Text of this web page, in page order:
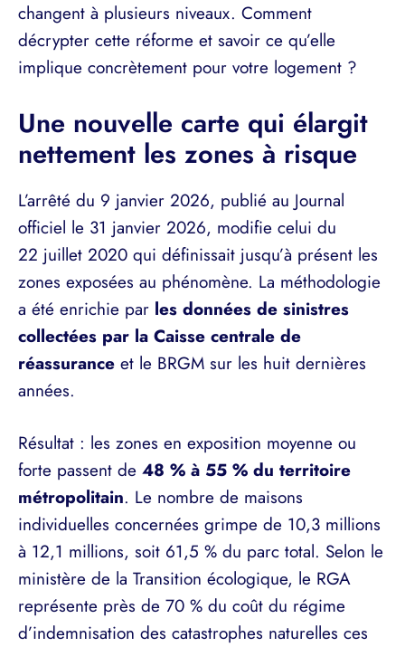
changent à plusieurs niveaux. Comment
décrypter cette réforme et savoir ce qu’elle
implique concrètement pour votre logement ?
Une nouvelle carte qui élargit
nettement les zones à risque
L’arrêté du 9 janvier 2026, publié au Journal
officiel le 31 janvier 2026, modifie celui du
22 juillet 2020 qui définissait jusqu’à présent les
zones exposées au phénomène. La méthodologie
a été enrichie par les données de sinistres
collectées par la Caisse centrale de
réassurance et le BRGM sur les huit dernières
années.
Résultat : les zones en exposition moyenne ou
forte passent de 48 % à 55 % du territoire
métropolitain. Le nombre de maisons
individuelles concernées grimpe de 10,3 millions
à 12,1 millions, soit 61,5 % du parc total. Selon le
ministère de la Transition écologique, le RGA
représente près de 70 % du coût du régime
d’indemnisation des catastrophes naturelles ces